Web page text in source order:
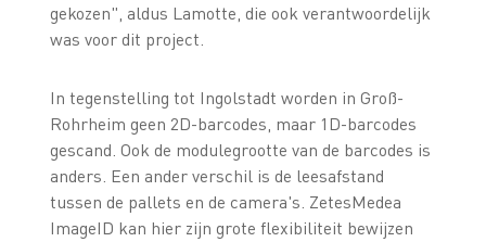
gekozen", aldus Lamotte, die ook verantwoordelijk
was voor dit project.
In tegenstelling tot Ingolstadt worden in Groß-
Rohrheim geen 2D-barcodes, maar 1D-barcodes
gescand. Ook de modulegrootte van de barcodes is
anders. Een ander verschil is de leesafstand
tussen de pallets en de camera's. ZetesMedea
ImageID kan hier zijn grote flexibiliteit bewijzen